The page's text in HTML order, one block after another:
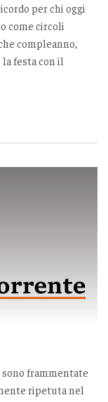
per chi oggi
come circoli
compleanno,
festa con il
frammentate
ripetuta nel